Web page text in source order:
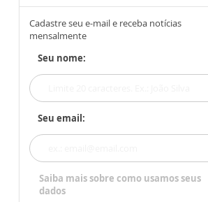
Cadastre seu e-mail e receba notícias
mensalmente
Seu nome:
Seu email:
Saiba mais sobre como usamos seus
dados